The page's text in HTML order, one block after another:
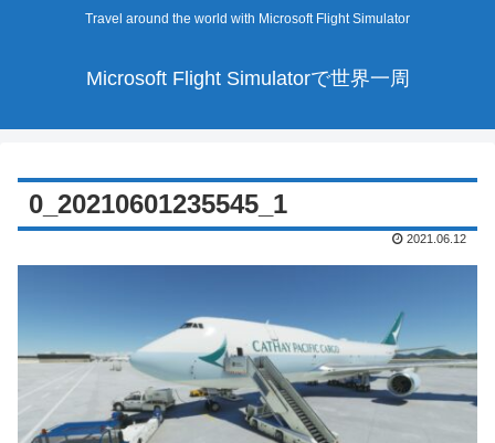
Travel around the world with Microsoft Flight Simulator
Microsoft Flight Simulatorで世界一周
0_20210601235545_1
2021.06.12